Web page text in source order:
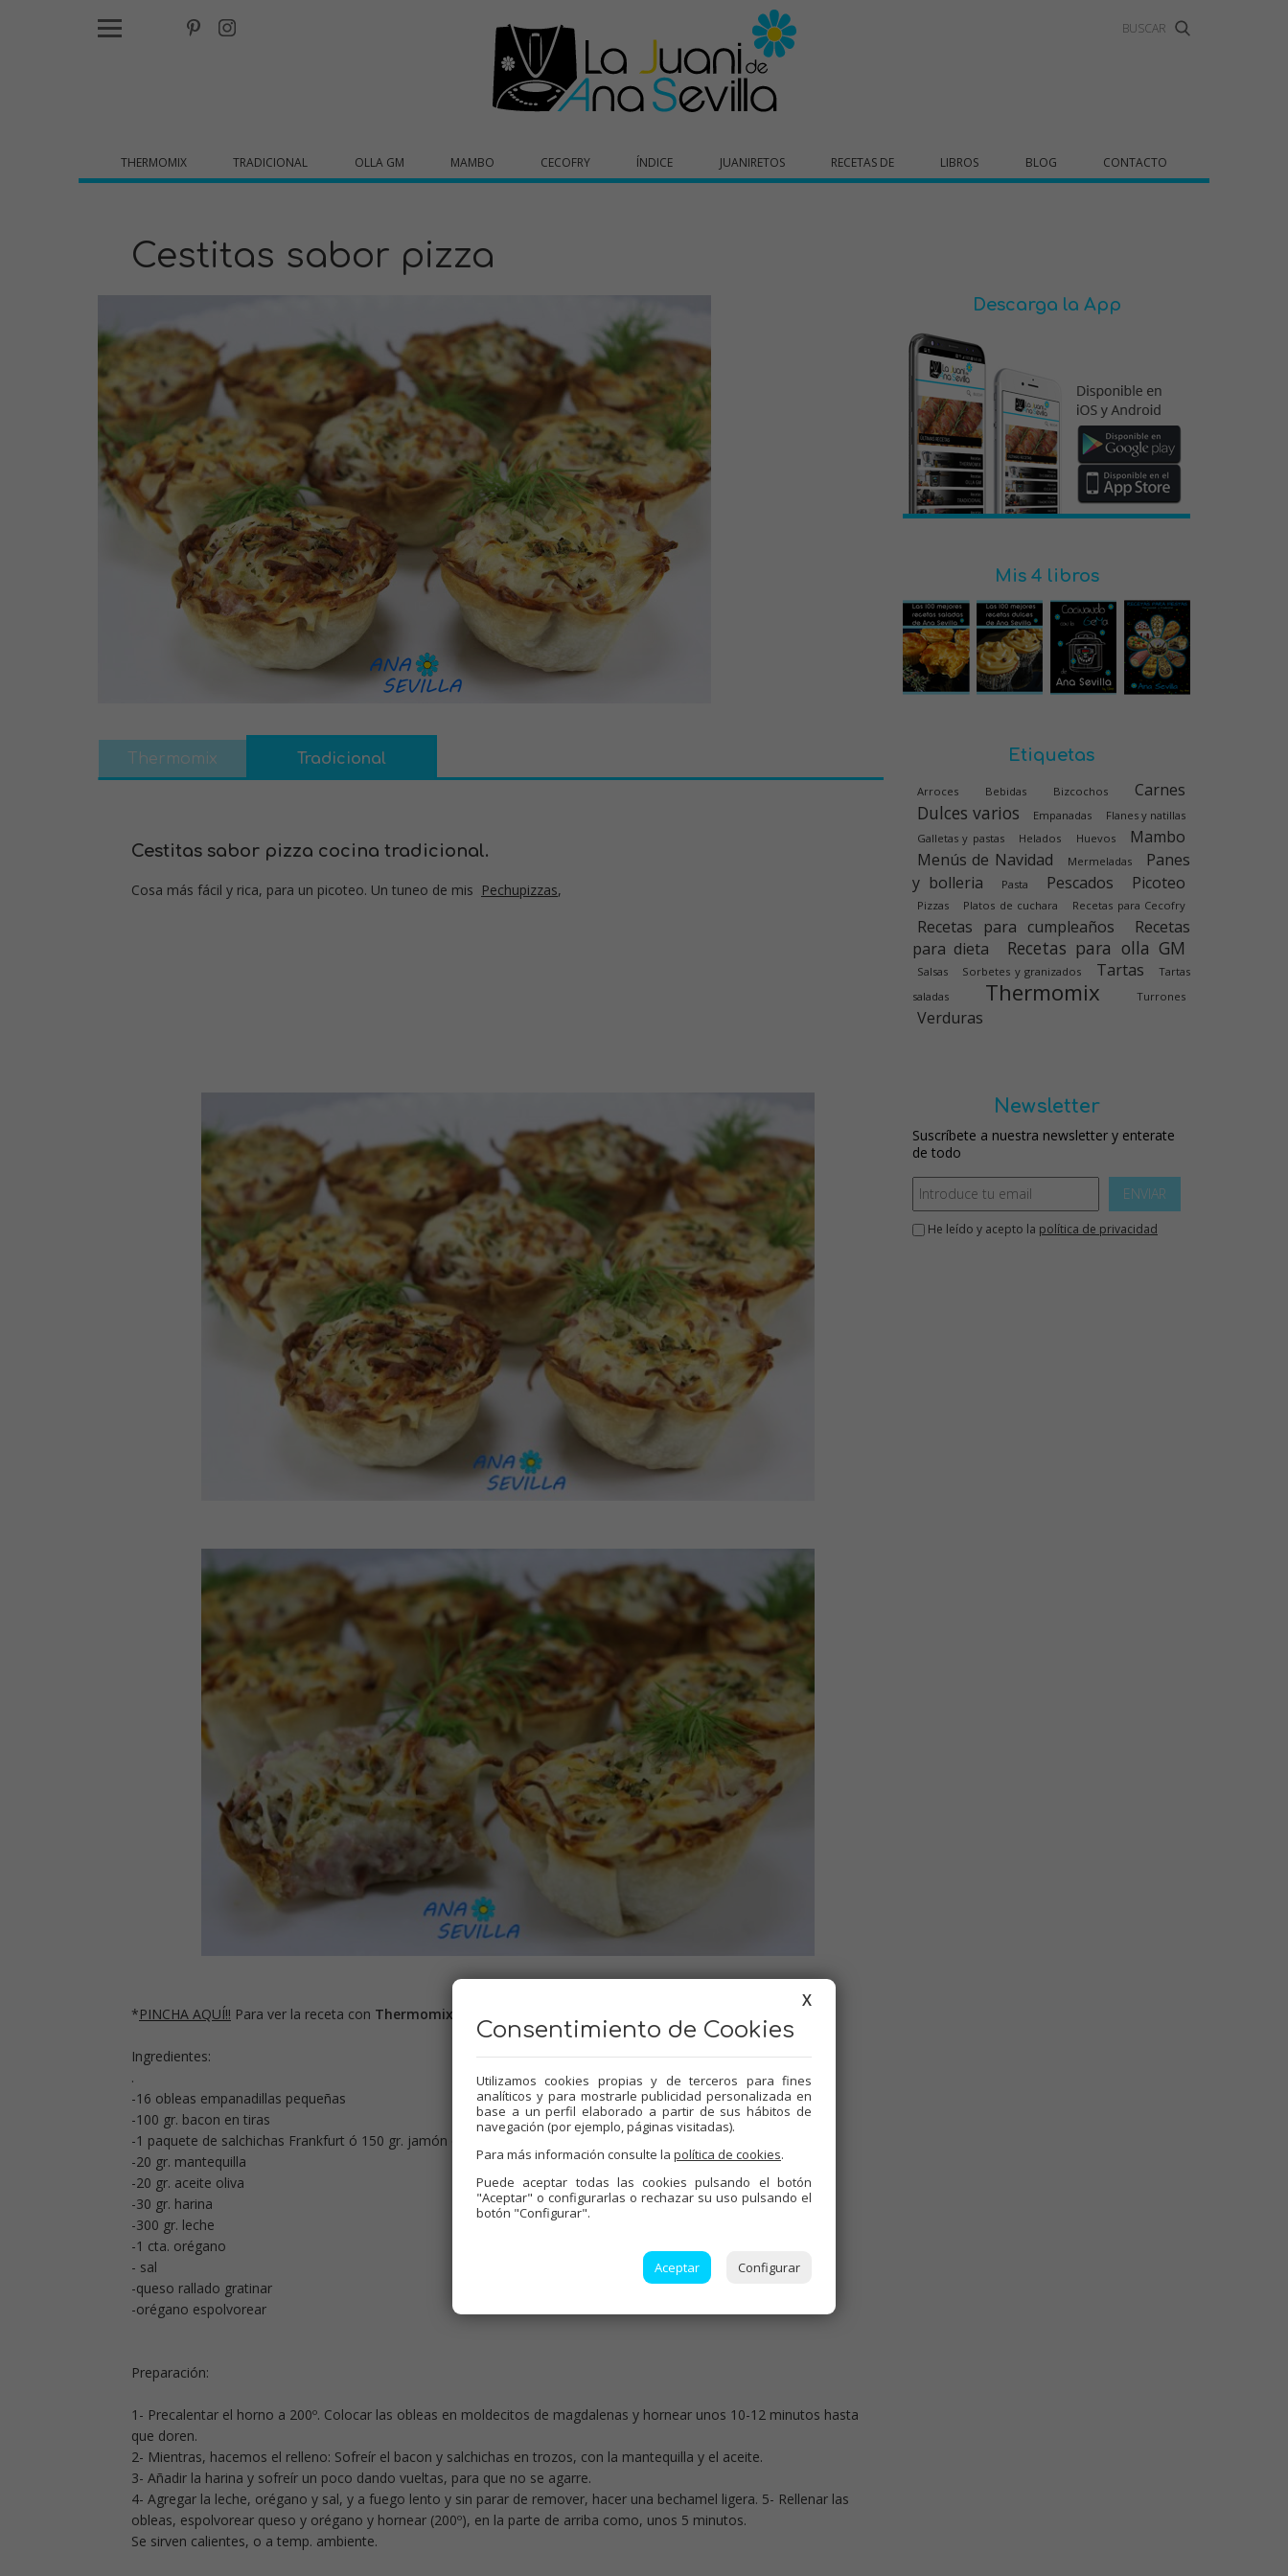
THERMOMIX TRADICIONAL OLLA GM MAMBO CECOFRY ÍNDICE JUANIRETOS RECETAS DE LIBROS BLOG CONTACTO
Cestitas sabor pizza
Thermomix Tradicional
Cestitas sabor pizza cocina tradicional.
Cosa más fácil y rica, para un picoteo. Un tuneo de mis Pechupizzas,
*PINCHA AQUÍ!! Para ver la receta con Thermomix.
Ingredientes:
.
-16 obleas empanadillas pequeñas
-100 gr. bacon en tiras
-1 paquete de salchichas Frankfurt ó 150 gr. jamón cocido
-20 gr. mantequilla
-20 gr. aceite oliva
-30 gr. harina
-300 gr. leche
-1 cta. orégano
- sal
-queso rallado gratinar
-orégano espolvorear
Preparación:
1- Precalentar el horno a 200º. Colocar las obleas en moldecitos de magdalenas y hornear unos 10-12 minutos hasta
que doren.
2- Mientras, hacemos el relleno: Sofreír el bacon y salchichas en trozos, con la mantequilla y el aceite.
3- Añadir la harina y sofreír un poco dando vueltas, para que no se agarre.
4- Agregar la leche, orégano y sal, y a fuego lento y sin parar de remover, hacer una bechamel ligera. 5- Rellenar las
obleas, espolvorear queso y orégano y hornear (200º), en la parte de arriba como, unos 5 minutos.
Se sirven calientes, o a temp. ambiente.
Descarga la App
Mis 4 libros
Etiquetas
Arroces Bebidas Bizcochos Carnes
Dulces varios Empanadas
Flanes y natillas
Galletas y pastas
Helados Huevos
Mambo
Menús de Navidad
Mermeladas
Panes
y bolleria
Pasta Pescados Picoteo
Pizzas Platos de cuchara Recetas para Cecofry
Recetas para cumpleaños
Recetas
para dieta
Recetas para olla GM
Salsas Sorbetes y granizados Tartas
Tartas
saladas
Thermomix Turrones
Verduras
Newsletter
Suscríbete a nuestra newsletter y enterate
de todo
ENVIAR
He leído y acepto la política de privacidad
X
Consentimiento de Cookies
Utilizamos cookies propias y de terceros para fines
analíticos y para mostrarle publicidad personalizada en
base a un perfil elaborado a partir de sus hábitos de
navegación (por ejemplo, páginas visitadas).
Para más información consulte la política de cookies.
Puede aceptar todas las cookies pulsando el botón
"Aceptar" o configurarlas o rechazar su uso pulsando el
botón "Configurar".
Aceptar Configurar